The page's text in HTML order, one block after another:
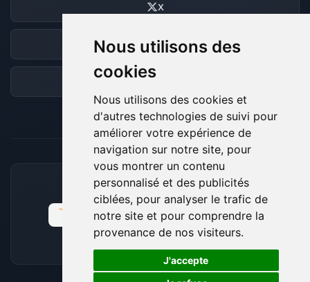
Nous utilisons des
cookies
Nous utilisons des cookies et
d'autres technologies de suivi pour
améliorer votre expérience de
navigation sur notre site, pour
vous montrer un contenu
personnalisé et des publicités
ciblées, pour analyser le trafic de
notre site et pour comprendre la
provenance de nos visiteurs.
J'accepte
X
Discord
Forum
MOYENS DE PAIEMENT ACCEPTÉS
🍪